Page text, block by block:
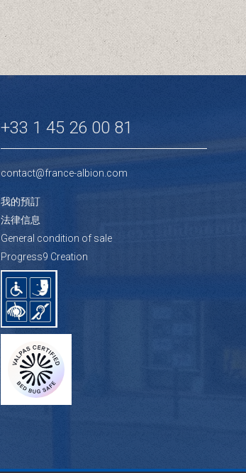
+33 1 45 26 00 81
contact@france-albion.com
我的預訂
法律信息
General condition of sale
Progress9 Creation